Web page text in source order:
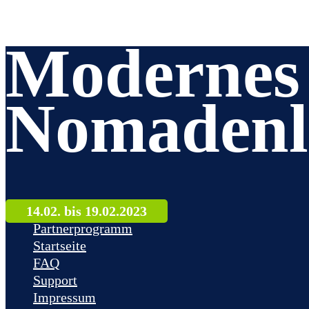
Modernes
14.02. bis 19.02.2023
Partnerprogramm
Startseite
FAQ
Support
Impressum